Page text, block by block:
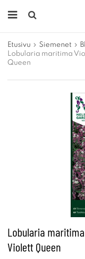
Etusivu Siemenet
Lobularia maritima
Queen
Lobularia
Violett Queen